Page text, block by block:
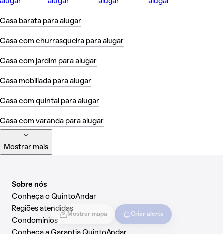
Mostrar mapa Criar alerta
alugar
alugar
alugar
alugar
Casa barata para alugar
Casa com churrasqueira para alugar
Casa com jardim para alugar
Casa mobiliada para alugar
Casa com quintal para alugar
Casa com varanda para alugar
Mostrar mais
Sobre nós
Conheça o QuintoAndar
Regiões atendidas
Condomínios
Conheça a Garantia QuintoAndar